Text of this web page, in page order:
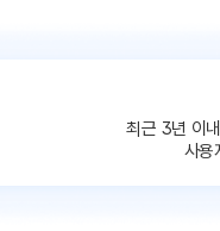
최근 3년 이
사용